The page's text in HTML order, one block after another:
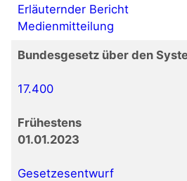
Erläuternder Bericht
Medienmitteilung
Bundesgesetz über den
17.400
Frühestens
01.01.2023
Gesetzesentwurf